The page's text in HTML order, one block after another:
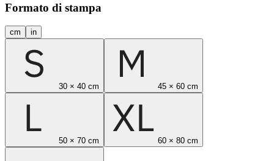
Formato di stampa
cm in
30 × 40 cm 45 × 60 cm
50 × 70 cm 60 × 80 cm